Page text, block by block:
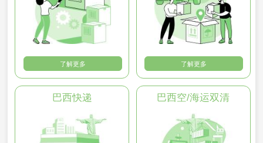
了解更多 了解更多
巴西快递 巴西空/海运双清